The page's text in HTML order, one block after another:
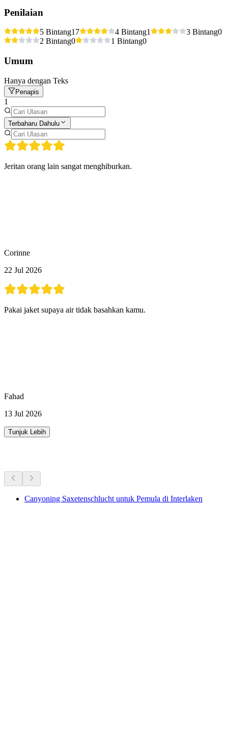
Penilaian
5 Bintang17 4 Bintang1 3 Bintang0
2 Bintang0 1 Bintang0
Umum
Hanya dengan Teks
Penapis
1
Terbaharu Dahulu
Jeritan orang lain sangat menghiburkan.
Corinne
22 Jul 2026
Pakai jaket supaya air tidak basahkan kamu.
Fahad
13 Jul 2026
Tunjuk Lebih
Canyoning Saxetenschlucht untuk Pemula di Interlaken